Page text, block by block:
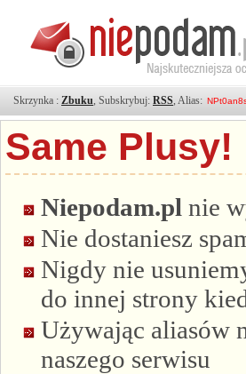
Skrzynka : Zbuku, Subskrybuj: RSS, Alias:
Same Plusy!
Niepodam.pl nie
Nie dostaniesz
Nigdy nie
do innej strony
Używając aliasów
naszego serwisu